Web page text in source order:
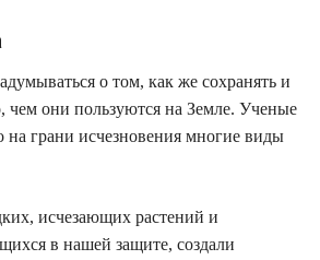
о том, как же сохранять и
чем они пользуются на Земле. Ученые
на грани исчезновения многие виды
исчезающих растений и
в нашей защите, создали